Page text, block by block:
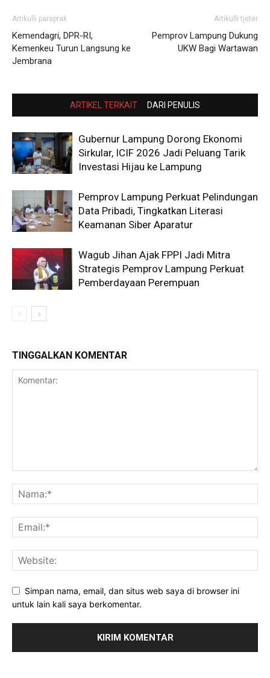
Artikulli paraprak
Kemendagri, DPR-RI,
Kemenkeu Turun Langsung ke
Jembrana
Artikulli tjetër
Pemprov Lampung Dukung
UKW Bagi Wartawan
ARTIKEL TERKAIT DARI PENULIS
Gubernur Lampung Dorong Ekonomi
Sirkular, ICIF 2026 Jadi Peluang Tarik
Investasi Hijau ke Lampung
Pemprov Lampung Perkuat Pelindungan
Data Pribadi, Tingkatkan Literasi
Keamanan Siber Aparatur
Wagub Jihan Ajak FPPI Jadi Mitra
Strategis Pemprov Lampung Perkuat
Pemberdayaan Perempuan
TINGGALKAN KOMENTAR
Simpan nama, email, dan situs web saya di browser ini
untuk lain kali saya berkomentar.